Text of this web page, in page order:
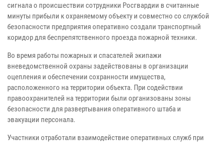
сигнала о происшествии сотрудники Росгвардии в считанные
минуты прибыли к охраняемому объекту и совместно со службой
безопасности предприятия оперативно создали транспортный
коридор для беспрепятственного проезда пожарной техники.
Во время работы пожарных и спасателей экипажи
вневедомственной охраны задействованы в организации
оцепления и обеспечении сохранности имущества,
расположенного на территории объекта. При содействии
правоохранителей на территории были организованы зоны
безопасности для развертывания оперативного штаба и
эвакуации персонала.
Участники отработали взаимодействие оперативных служб при